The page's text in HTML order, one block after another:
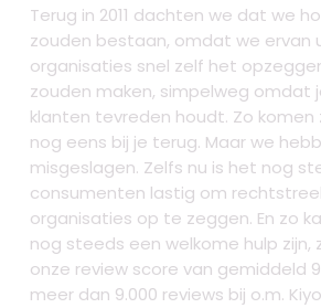
Terug in 2011 dachten we dat we
zouden bestaan, omdat we ervan
organisaties snel zelf het
zouden maken, simpelweg omdat
klanten tevreden houdt. Zo
nog eens bij je terug. Maar we
misgeslagen. Zelfs nu is het nog
consumenten lastig om
organisaties op te zeggen. En zo
nog steeds een welkome hulp
onze review score van gemiddeld
meer dan 9.000 reviews bij o.m.